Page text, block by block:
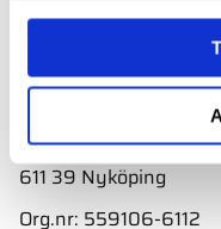
Svith AB
order@svith.se
Oscarsbergsvägen 11
611 39 Nyköping
Org.nr: 559106-6112